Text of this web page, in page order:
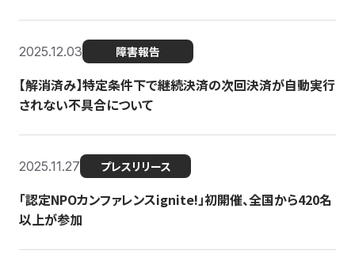
2025.12.03 障害報告
【解消済み】特定条件下で継続決済の次回決済が自動実行
されない不具合について
2025.11.27 プレスリリース
「認定NPOカンファレンスignite!」初開催、全国から420名
以上が参加